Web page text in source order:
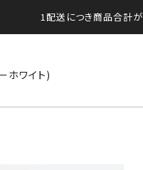
1配送につき商品合計
ワイト)